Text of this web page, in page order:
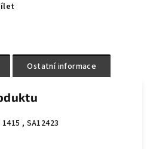
Ostatní informace
, SA12423